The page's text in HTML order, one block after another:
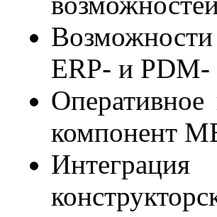
ERP- и PDM-
Оперативное
компонент
Интеграция